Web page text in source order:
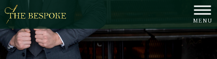
MENU